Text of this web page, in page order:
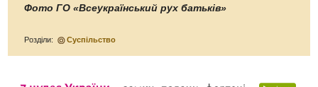
Фото ГО «Всеукраїнський рух батьків»
Розділи: Суспільство